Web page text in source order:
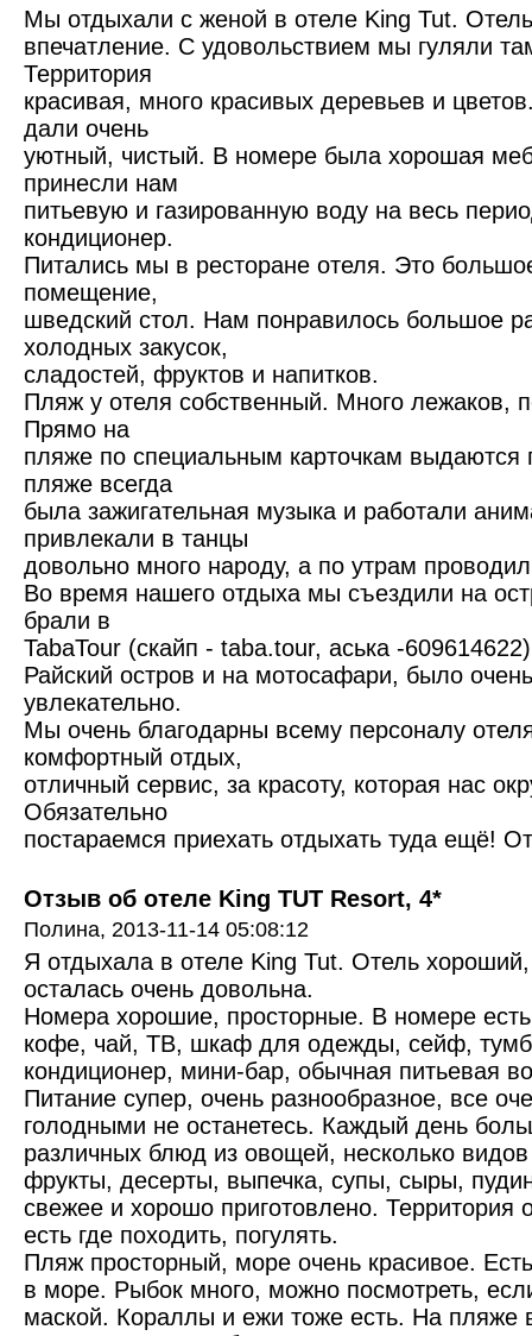
Мы отдыхали с женой в отеле King Tut.
впечатление. С удовольствием мы гуляли
Территория
красивая, много красивых деревьев и
дали очень
уютный, чистый. В номере была хорошая
принесли нам
питьевую и газированную воду на весь
кондиционер.
Питались мы в ресторане отеля. Это
помещение,
шведский стол. Нам понравилось большое
холодных закусок,
сладостей, фруктов и напитков.
Пляж у отеля собственный. Много лежаков,
Прямо на
пляже по специальным карточкам выдаются
пляже всегда
была зажигательная музыка и работали
привлекали в танцы
довольно много народу, а по утрам
Во время нашего отдыха мы съездили на
брали в
TabaTour (скайп - taba.tour, аська -
Райский остров и на мотосафари, было
увлекательно.
Мы очень благодарны всему персоналу
комфортный отдых,
отличный сервис, за красоту, которая нас
Обязательно
постараемся приехать отдыхать туда ещё!
Отзыв об отеле King TUT Resort, 4*
Полина, 2013-11-14 05:08:12
Я отдыхала в отеле King Tut. Отель
осталась очень довольна.
Номера хорошие, просторные. В номере
кофе, чай, ТВ, шкаф для одежды, сейф,
кондиционер, мини-бар, обычная питьевая
Питание супер, очень разнообразное, все
голодными не останетесь. Каждый день
различных блюд из овощей, несколько видов
фрукты, десерты, выпечка, супы, сыры,
свежее и хорошо приготовлено. Территория
есть где походить, погулять.
Пляж просторный, море очень красивое.
в море. Рыбок много, можно посмотреть,
маской. Кораллы и ежи тоже есть. На пляже